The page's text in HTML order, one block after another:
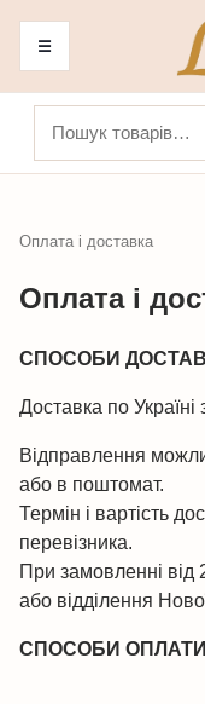
☰
Оплата і доставка
Оплата і
СПОСОБИ
Доставка по
Відправлення
або в поштомат.
Термін і вартість
перевізника.
При замовленні від
або відділення
СПОСОБИ ОПЛАТИ